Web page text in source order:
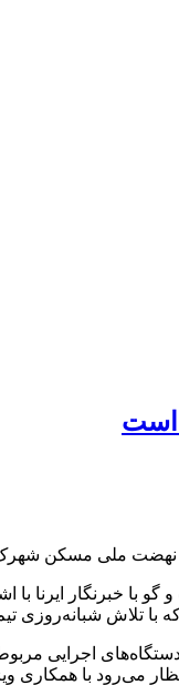
ملی مسکن شهرک
شبانه‌روزی
اجرایی
می‌رود با همکاری